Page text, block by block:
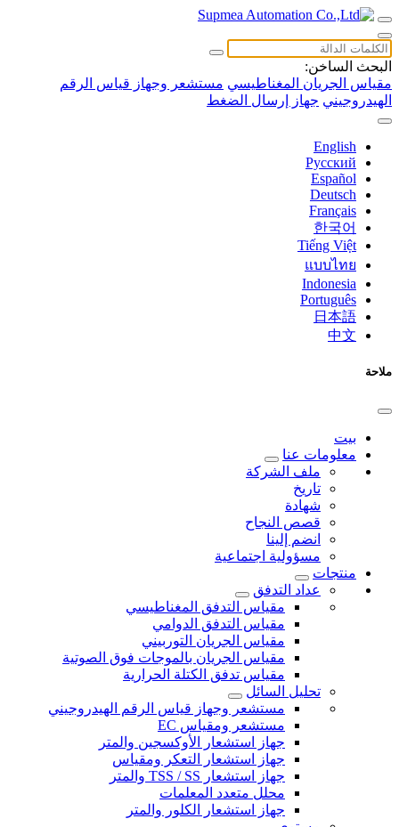
البحث الساخن:
مقياس الجريان المغناطيسي مستشعر وجهاز قياس الرقم
الهيدروجيني جهاز إرسال الضغط
English
Русский
Español
Deutsch
Français
한국어
Tiếng Việt
แบบไทย
Indonesia
Português
日本語
中文
ملاحة
بيت
معلومات عنا
ملف الشركة
تاريخ
شهادة
قصص النجاح
انضم إلينا
مسؤولية اجتماعية
منتجات
عداد التدفق
مقياس التدفق المغناطيسي
مقياس التدفق الدوامي
مقياس الجريان التوربيني
مقياس الجريان بالموجات فوق الصوتية
مقياس تدفق الكتلة الحرارية
تحليل السائل
مستشعر وجهاز قياس الرقم الهيدروجيني
مستشعر ومقياس EC
جهاز استشعار الأوكسجين والمتر
جهاز استشعار التعكر ومقياس
جهاز استشعار TSS / SS والمتر
محلل متعدد المعلمات
جهاز استشعار الكلور والمتر